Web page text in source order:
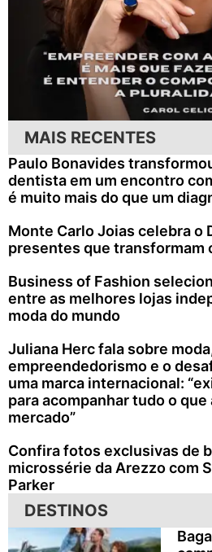
MAIS RECENTES
Paulo Bonavides
dentista em um encontro
é muito mais do que um
Monte Carlo Joias celebra o
presentes que transformam
Business of Fashion
entre as melhores lojas
moda do mundo
Juliana Herc fala sobre
empreendedorismo e o
uma marca internacional:
para acompanhar tudo o
mercado”
Confira fotos exclusivas de
microssérie da Arezzo com
Parker
DESTINOS